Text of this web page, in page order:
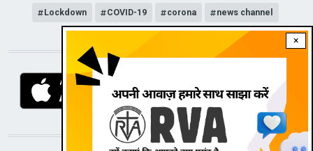
×
Lockdown COVID-19 corona news channel
STAY CONNECTED WITH US!